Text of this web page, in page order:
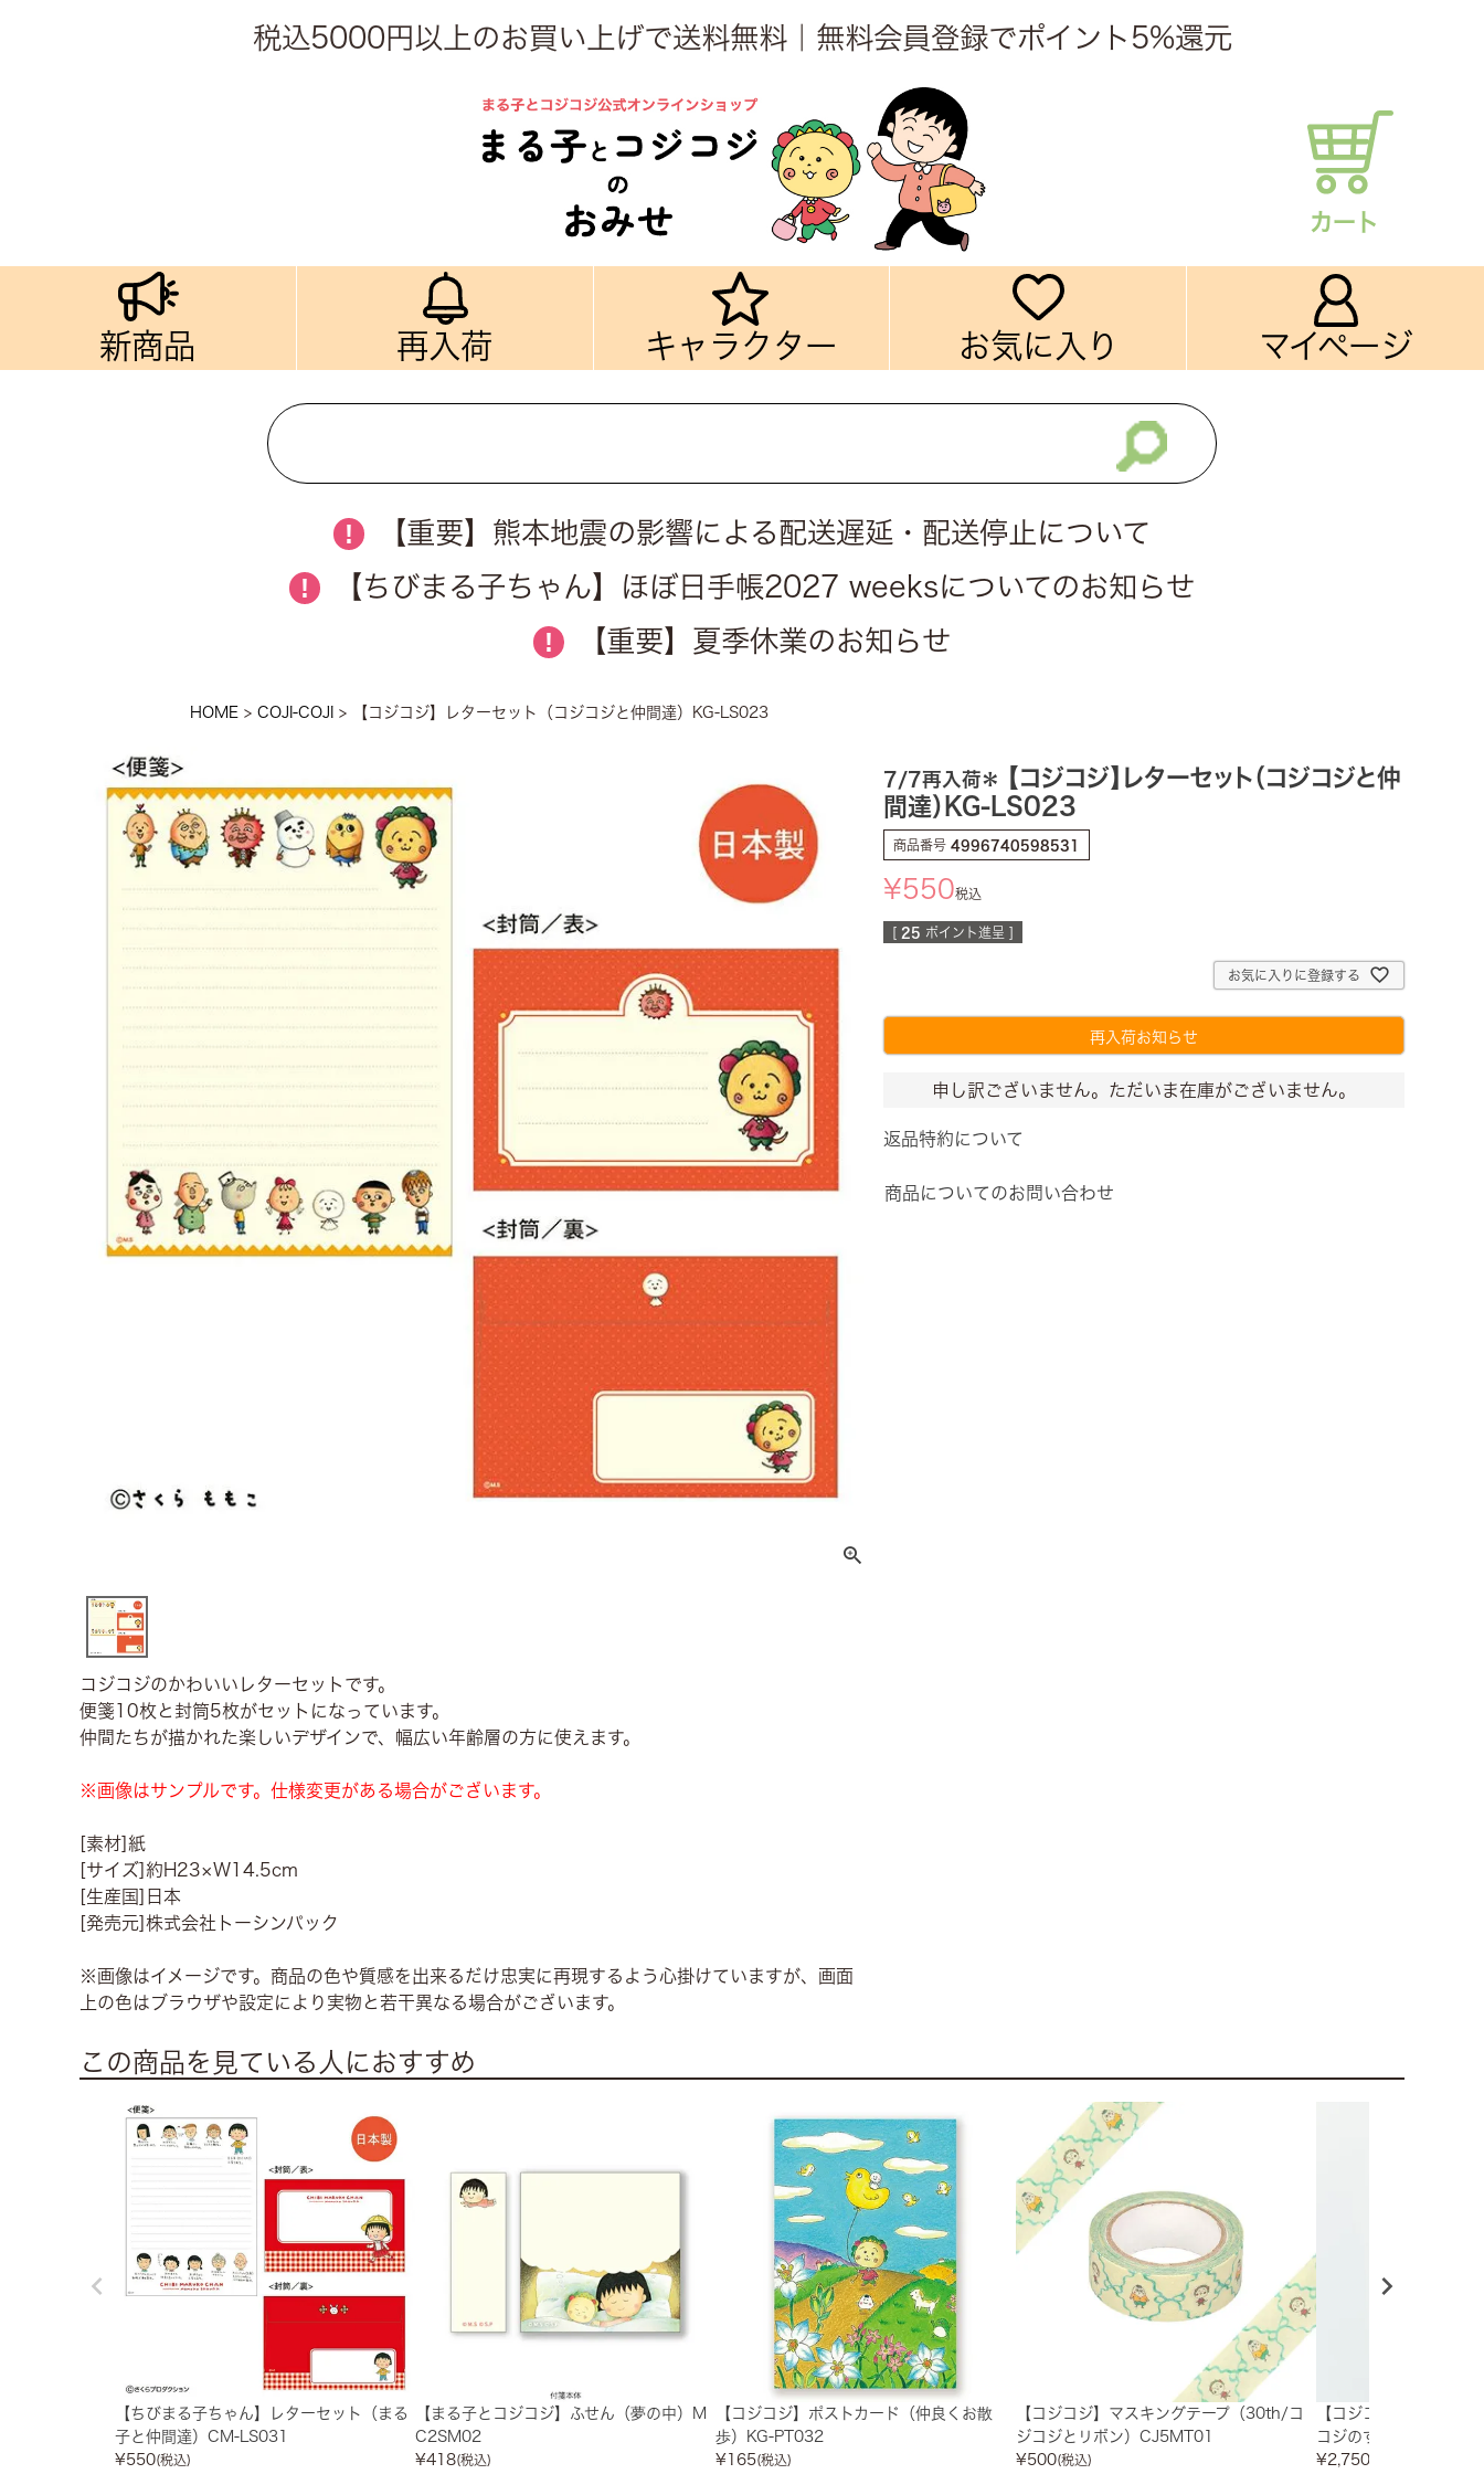
税込5000円以上のお買い上げで送料無料｜無料会員登録でポイント5%還元
カート
新商品 再入荷 キャラクター お気に入り マイページ
! 【重要】熊本地震の影響による配送遅延・配送停止について
! 【ちびまる子ちゃん】ほぼ日手帳2027 weeksについてのお知らせ
! 【重要】夏季休業のお知らせ
HOME COJI-COJI 【コジコジ】レターセット（コジコジと仲間達）KG-LS023
コジコジのかわいいレターセットです。
便箋10枚と封筒5枚がセットになっています。
仲間たちが描かれた楽しいデザインで、幅広い年齢層の方に使えます。
※画像はサンプルです。仕様変更がある場合がございます。
[素材]紙
[サイズ]約H23×W14.5cm
[生産国]日本
[発売元]株式会社トーシンパック
※画像はイメージです。商品の色や質感を出来るだけ忠実に再現するよう心掛けていますが、画面
上の色はブラウザや設定により実物と若干異なる場合がございます。
7/7再入荷＊
【コジコジ】レターセット（コジコジと仲
間達）KG-LS023
商品番号 4996740598531
¥550税込
[ 25 ポイント進呈 ]
お気に入りに登録する
再入荷お知らせ
申し訳ございません。ただいま在庫がございません。
返品特約について
商品についてのお問い合わせ
この商品を見ている人におすすめ
【ちびまる子ちゃん】レターセット（まる
子と仲間達）CM-LS031
¥550(税込)
【まる子とコジコジ】ふせん（夢の中）M
C2SM02
¥418(税込)
【コジコジ】ポストカード（仲良くお散
歩）KG-PT032
¥165(税込)
【コジコジ】マスキングテープ（30th/コ
ジコジとリボン）CJ5MT01
¥500(税込)
【コジコジ】COJI
コジのすべて
¥2,750